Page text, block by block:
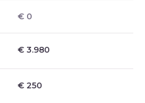
€ 0
€ 3.980
€250